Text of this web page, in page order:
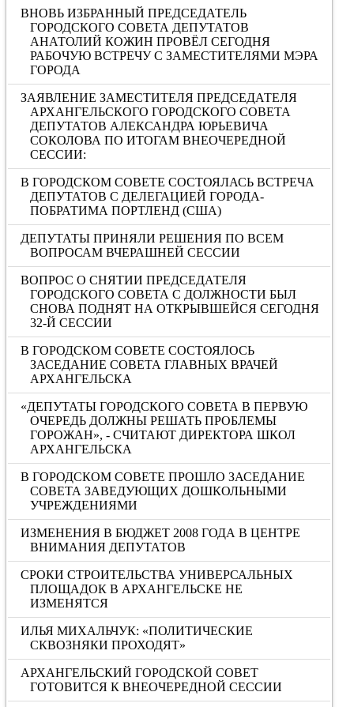
ВНОВЬ ИЗБРАННЫЙ ПРЕДСЕДАТЕЛЬ
ГОРОДСКОГО СОВЕТА ДЕПУТАТОВ
АНАТОЛИЙ КОЖИН ПРОВЁЛ СЕГОДНЯ
РАБОЧУЮ ВСТРЕЧУ С ЗАМЕСТИТЕЛЯМИ МЭРА
ГОРОДА
ЗАЯВЛЕНИЕ ЗАМЕСТИТЕЛЯ ПРЕДСЕДАТЕЛЯ
АРХАНГЕЛЬСКОГО ГОРОДСКОГО СОВЕТА
ДЕПУТАТОВ АЛЕКСАНДРА ЮРЬЕВИЧА
СОКОЛОВА ПО ИТОГАМ ВНЕОЧЕРЕДНОЙ
СЕССИИ:
В ГОРОДСКОМ СОВЕТЕ СОСТОЯЛАСЬ ВСТРЕЧА
ДЕПУТАТОВ С ДЕЛЕГАЦИЕЙ ГОРОДА-
ПОБРАТИМА ПОРТЛЕНД (США)
ДЕПУТАТЫ ПРИНЯЛИ РЕШЕНИЯ ПО ВСЕМ
ВОПРОСАМ ВЧЕРАШНЕЙ СЕССИИ
ВОПРОС О СНЯТИИ ПРЕДСЕДАТЕЛЯ
ГОРОДСКОГО СОВЕТА С ДОЛЖНОСТИ БЫЛ
СНОВА ПОДНЯТ НА ОТКРЫВШЕЙСЯ СЕГОДНЯ
32-Й СЕССИИ
В ГОРОДСКОМ СОВЕТЕ СОСТОЯЛОСЬ
ЗАСЕДАНИЕ СОВЕТА ГЛАВНЫХ ВРАЧЕЙ
АРХАНГЕЛЬСКА
«ДЕПУТАТЫ ГОРОДСКОГО СОВЕТА В ПЕРВУЮ
ОЧЕРЕДЬ ДОЛЖНЫ РЕШАТЬ ПРОБЛЕМЫ
ГОРОЖАН», - СЧИТАЮТ ДИРЕКТОРА ШКОЛ
АРХАНГЕЛЬСКА
В ГОРОДСКОМ СОВЕТЕ ПРОШЛО ЗАСЕДАНИЕ
СОВЕТА ЗАВЕДУЮЩИХ ДОШКОЛЬНЫМИ
УЧРЕЖДЕНИЯМИ
ИЗМЕНЕНИЯ В БЮДЖЕТ 2008 ГОДА В ЦЕНТРЕ
ВНИМАНИЯ ДЕПУТАТОВ
СРОКИ СТРОИТЕЛЬСТВА УНИВЕРСАЛЬНЫХ
ПЛОЩАДОК В АРХАНГЕЛЬСКЕ НЕ
ИЗМЕНЯТСЯ
ИЛЬЯ МИХАЛЬЧУК: «ПОЛИТИЧЕСКИЕ
СКВОЗНЯКИ ПРОХОДЯТ»
АРХАНГЕЛЬСКИЙ ГОРОДСКОЙ СОВЕТ
ГОТОВИТСЯ К ВНЕОЧЕРЕДНОЙ СЕССИИ